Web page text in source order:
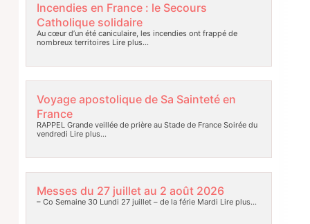
Incendies en France : le Secours
Catholique solidaire
Au cœur d’un été caniculaire, les incendies ont frappé de
nombreux territoires Lire plus…
Voyage apostolique de Sa Sainteté en
France
RAPPEL Grande veillée de prière au Stade de France Soirée du
vendredi Lire plus…
Messes du 27 juillet au 2 août 2026
– Co Semaine 30 Lundi 27 juillet – de la férie Mardi Lire plus…